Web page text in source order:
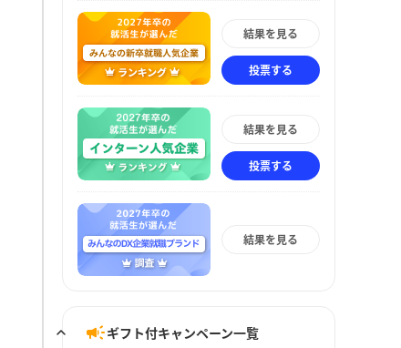
結果を見る
投票する
結果を見る
投票する
結果を見る
ギフト付キャンペーン一覧